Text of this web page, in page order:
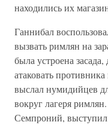
находились их
Ганнибал
вызвать римлян на
была устроена
атаковать
выслал нумидийцев
вокруг лагеря
Семпроний,